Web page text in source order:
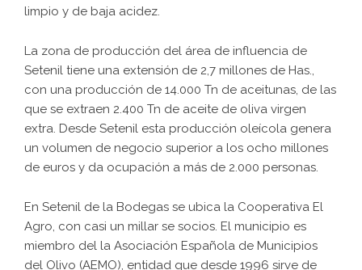
limpio y de baja acidez.
La zona de producción del área de influencia de
Setenil tiene una extensión de 2,7 millones de Has.,
con una producción de 14.000 Tn de aceitunas, de las
que se extraen 2.400 Tn de aceite de oliva virgen
extra. Desde Setenil esta producción oleícola genera
un volumen de negocio superior a los ocho millones
de euros y da ocupación a más de 2.000 personas.
En Setenil de la Bodegas se ubica la Cooperativa El
Agro, con casi un millar se socios. El municipio es
miembro del la Asociación Española de Municipios
del Olivo (AEMO), entidad que desde 1996 sirve de